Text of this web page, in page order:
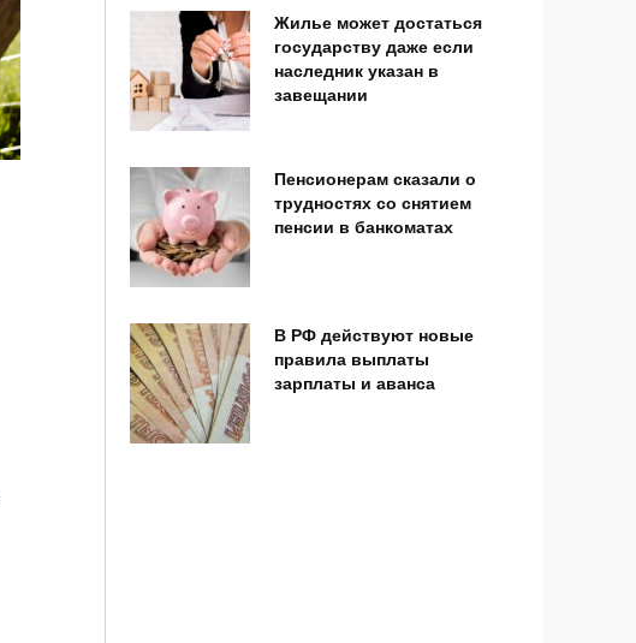
Жилье может достаться
государству даже если
наследник указан в
завещании
Пенсионерам сказали о
трудностях со снятием
пенсии в банкоматах
В РФ действуют новые
правила выплаты
зарплаты и аванса